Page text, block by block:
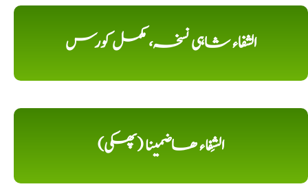
الشفاء شاہی نسخہ، مکمل کورس
الشِفاء ھاضمینا (پھکی)